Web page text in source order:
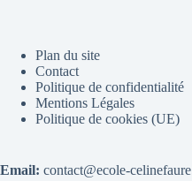
Plan du site
Contact
Politique de confidentialité
Mentions Légales
Politique de cookies (UE)
Email: contact@ecole-